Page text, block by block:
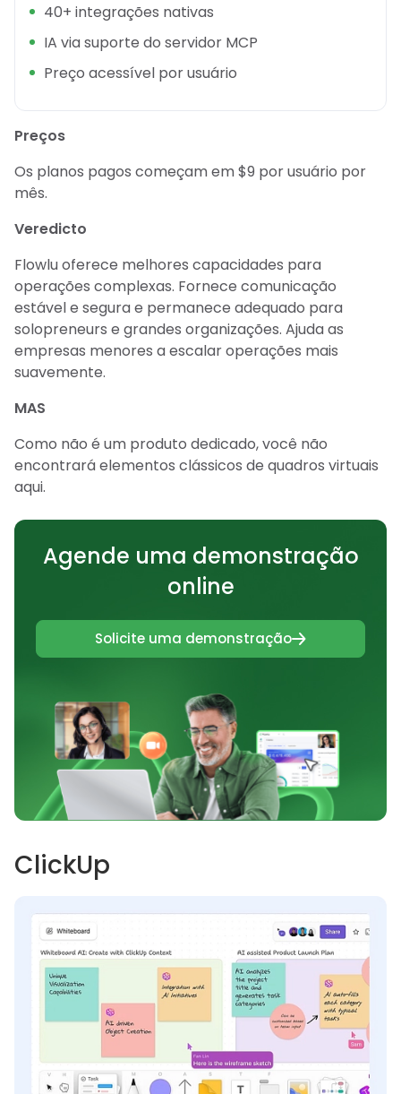
40+ integrações nativas
IA via suporte do servidor MCP
Preço acessível por usuário
Preços
Os planos pagos começam em $9 por usuário por
mês.
Veredicto
Flowlu oferece melhores capacidades para
operações complexas. Fornece comunicação
estável e segura e permanece adequado para
solopreneurs e grandes organizações. Ajuda as
empresas menores a escalar operações mais
suavemente.
MAS
Como não é um produto dedicado, você não
encontrará elementos clássicos de quadros virtuais
aqui.
Agende uma demonstração
online
Solicite uma demonstração
ClickUp